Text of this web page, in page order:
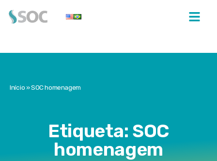
Início»SOC homenagem
Etiqueta: SOC
homenagem